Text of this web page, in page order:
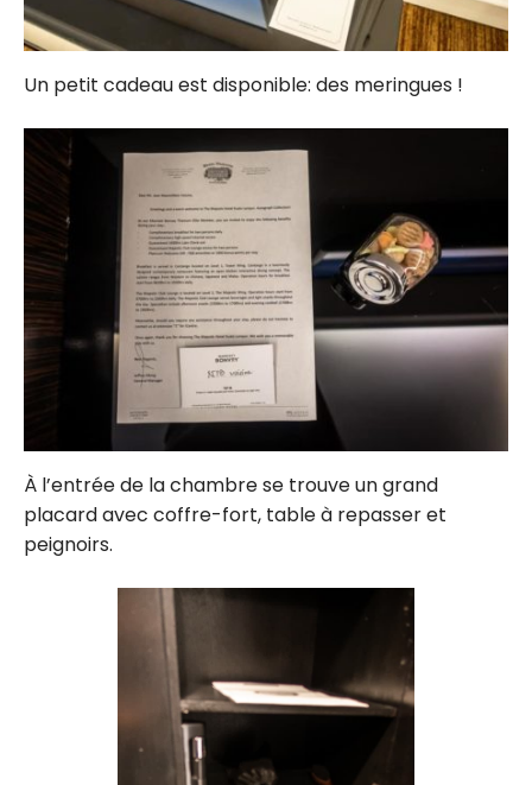
Un petit cadeau est disponible: des meringues !
À l’entrée de la chambre se trouve un grand
placard avec coffre-fort, table à repasser et
peignoirs.